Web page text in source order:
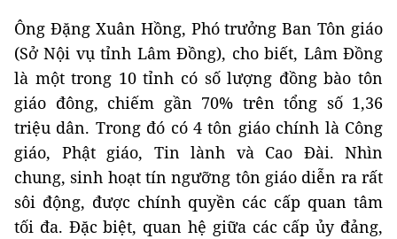
Ông Đặng Xuân Hồng, Phó trưởng Ban Tôn giáo
(Sở Nội vụ tỉnh Lâm Đồng), cho biết, Lâm Đồng
là một trong 10 tỉnh có số lượng đồng bào tôn
giáo đông, chiếm gần 70% trên tổng số 1,36
triệu dân. Trong đó có 4 tôn giáo chính là Công
giáo, Phật giáo, Tin lành và Cao Đài. Nhìn
chung, sinh hoạt tín ngưỡng tôn giáo diễn ra rất
sôi động, được chính quyền các cấp quan tâm
tối đa. Đặc biệt, quan hệ giữa các cấp ủy đảng,